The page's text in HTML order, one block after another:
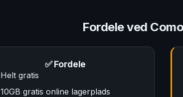
Fordele ved
✅ Fordele
Helt gratis
10GB gratis online lagerplads